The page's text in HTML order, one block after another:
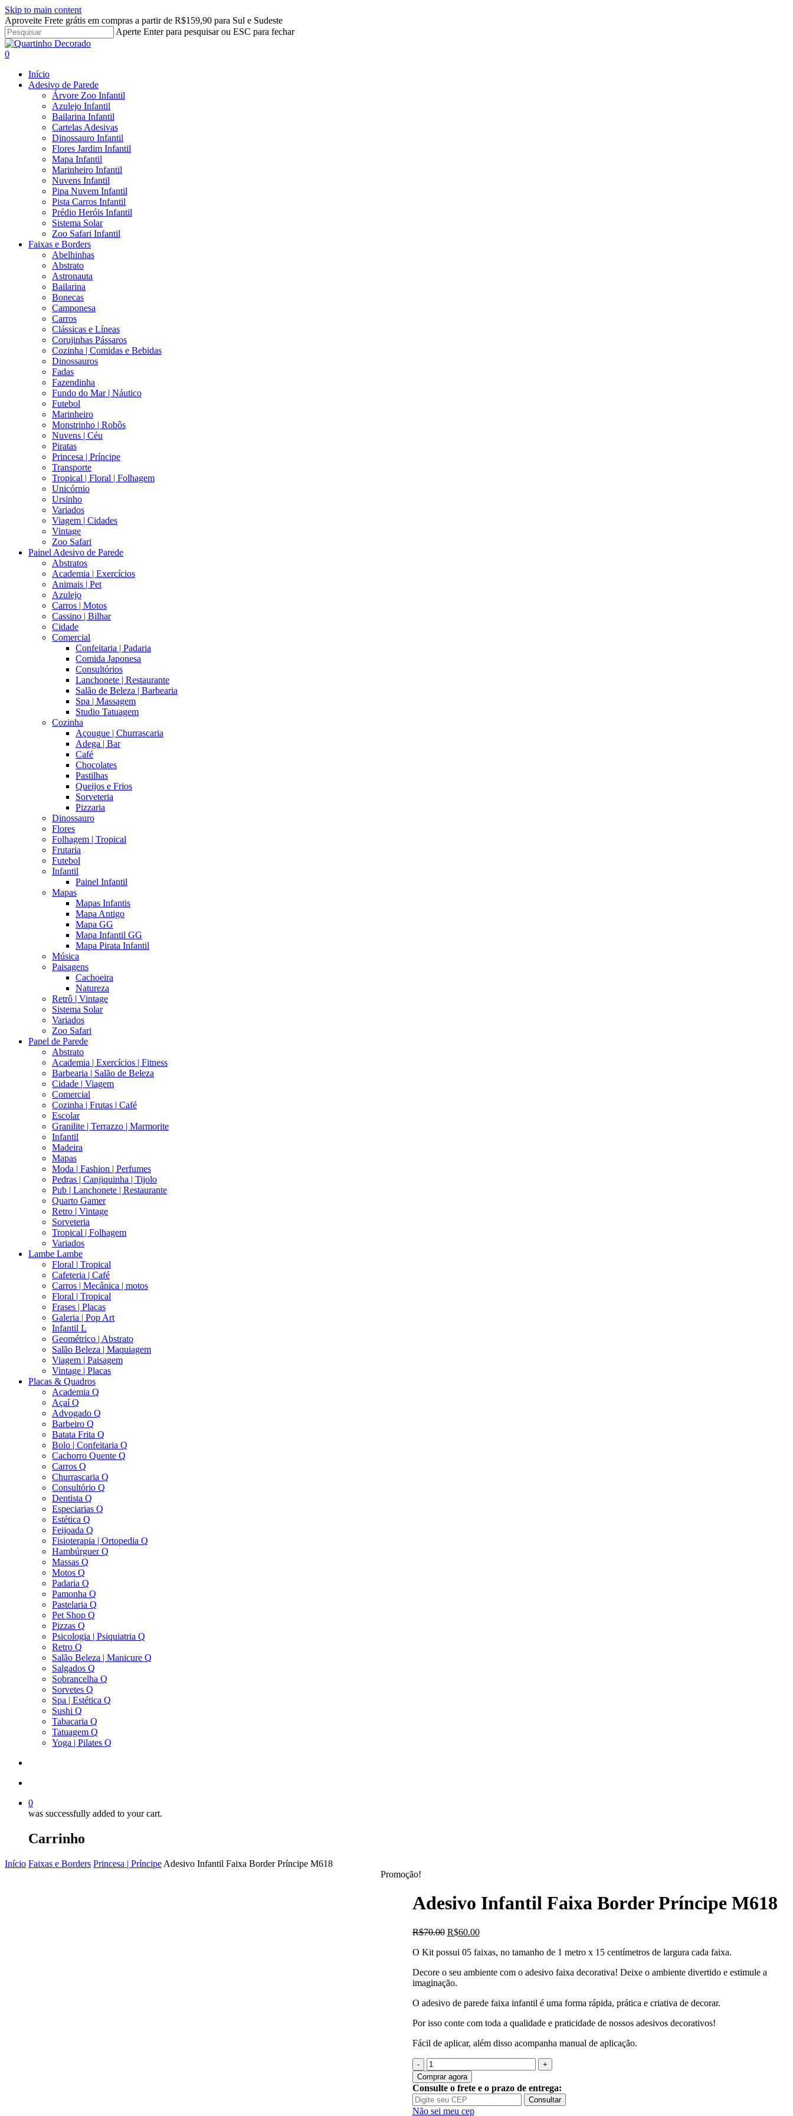
Skip to main content
Aproveite Frete grátis em compras a partir de R$159,90 para Sul e Sudeste
Aperte Enter para pesquisar ou ESC para fechar
Close
Search
search
account
0
Início
Adesivo de Parede
Árvore Zoo Infantil
Azulejo Infantil
Bailarina Infantil
Cartelas Adesivas
Dinossauro Infantil
Flores Jardim Infantil
Mapa Infantil
Marinheiro Infantil
Nuvens Infantil
Pipa Nuvem Infantil
Pista Carros Infantil
Prédio Heróis Infantil
Sistema Solar
Zoo Safari Infantil
Faixas e Borders
Abelhinhas
Abstrato
Astronauta
Bailarina
Bonecas
Camponesa
Carros
Clássicas e Líneas
Corujinhas Pássaros
Cozinha | Comidas e Bebidas
Dinossauros
Fadas
Fazendinha
Fundo do Mar | Náutico
Futebol
Marinheiro
Monstrinho | Robôs
Nuvens | Céu
Piratas
Princesa | Príncipe
Transporte
Tropical | Floral | Folhagem
Unicórnio
Ursinho
Variados
Viagem | Cidades
Vintage
Zoo Safari
Painel Adesivo de Parede
Abstratos
Academia | Exercícios
Animais | Pet
Azulejo
Carros | Motos
Cassino | Bilhar
Cidade
Comercial
Confeitaria | Padaria
Comida Japonesa
Consultórios
Lanchonete | Restaurante
Salão de Beleza | Barbearia
Spa | Massagem
Studio Tatuagem
Cozinha
Açougue | Churrascaria
Adega | Bar
Café
Chocolates
Pastilhas
Queijos e Frios
Sorveteria
Pizzaria
Dinossauro
Flores
Folhagem | Tropical
Frutaria
Futebol
Infantil
Painel Infantil
Mapas
Mapas Infantis
Mapa Antigo
Mapa GG
Mapa Infantil GG
Mapa Pirata Infantil
Música
Paisagens
Cachoeira
Natureza
Retrô | Vintage
Sistema Solar
Variados
Zoo Safari
Papel de Parede
Abstrato
Academia | Exercícios | Fitness
Barbearia | Salão de Beleza
Cidade | Viagem
Comercial
Cozinha | Frutas | Café
Escolar
Granilite | Terrazzo | Marmorite
Infantil
Madeira
Mapas
Moda | Fashion | Perfumes
Pedras | Canjiquinha | Tijolo
Pub | Lanchonete | Restaurante
Quarto Gamer
Retro | Vintage
Sorveteria
Tropical | Folhagem
Variados
Lambe Lambe
Floral | Tropical
Cafeteria | Café
Carros | Mecânica | motos
Floral | Tropical
Frases | Placas
Galeria | Pop Art
Infantil L
Geométrico | Abstrato
Salão Beleza | Maquiagem
Viagem | Paisagem
Vintage | Placas
Placas & Quadros
Academia Q
Açaí Q
Advogado Q
Barbeiro Q
Batata Frita Q
Bolo | Confeitaria Q
Cachorro Quente Q
Carros Q
Churrascaria Q
Consultório Q
Dentista Q
Especiarias Q
Estética Q
Feijoada Q
Fisioterapia | Ortopedia Q
Hambúrguer Q
Massas Q
Motos Q
Padaria Q
Pamonha Q
Pastelaria Q
Pet Shop Q
Pizzas Q
Psicologia | Psiquiatria Q
Retro Q
Salão Beleza | Manicure Q
Salgados Q
Sobrancelha Q
Sorvetes Q
Spa | Estética Q
Sushi Q
Tabacaria Q
Tatuagem Q
Yoga | Pilates Q
0
was successfully added to your cart.
Carrinho
Início Faixas e Borders Princesa | Príncipe Adesivo Infantil Faixa Border Príncipe M618
Promoção!
Adesivo Infantil Faixa Border Príncipe M618
R$70.00 O
original
R$70.00.
R$60.00O
atual
R$60.00.
O Kit possui 05 faixas, no tamanho de 1 metro x 15 centímetros de largura cada faixa.
Decore o seu ambiente com o adesivo faixa decorativa! Deixe o ambiente divertido e estimule a
imaginação.
O adesivo de parede faixa infantil é uma forma rápida, prática e criativa de decorar.
Por isso conte com toda a qualidade e praticidade de nossos adesivos decorativos!
Fácil de aplicar, além disso acompanha manual de aplicação.
Quantidade
de
Adesivo
Infantil
Faixa
Comprar agora
Consulte o frete e o prazo de entrega:
Consultar
Não sei meu cep